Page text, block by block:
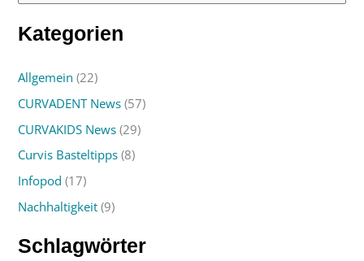
u
c
e
n
n
a
c
Kategorien
Allgemein (22)
CURVADENT News (57)
CURVAKIDS News (29)
Curvis Basteltipps (8)
Infopod (17)
Nachhaltigkeit (9)
Schlagwörter